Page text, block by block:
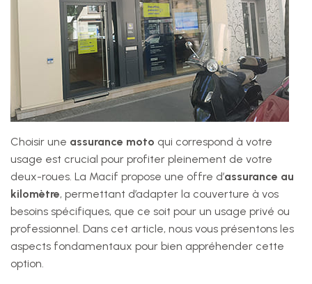
Choisir une assurance moto qui correspond à votre
usage est crucial pour profiter pleinement de votre
deux-roues. La Macif propose une offre d’assurance au
kilomètre, permettant d’adapter la couverture à vos
besoins spécifiques, que ce soit pour un usage privé ou
professionnel. Dans cet article, nous vous présentons les
aspects fondamentaux pour bien appréhender cette
option.